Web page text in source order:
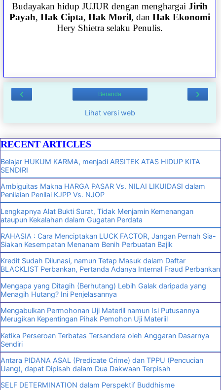
Budayakan hidup JUJUR dengan menghargaiJirih
Payah,Hak Cipta,Hak Moril, danHak Ekonomi
Hery Shietra selaku Penulis.
‹ ›
Beranda
Lihat versi web
RECENT ARTICLES
Belajar HUKUM KARMA, menjadi ARSITEK ATAS HIDUP KITA
SENDIRI
Ambiguitas Makna HARGA PASAR Vs. NILAI LIKUIDASI dalam
Penilaian Penilai KJPP Vs. NJOP
Lengkapnya Alat Bukti Surat, Tidak Menjamin Kemenangan
ataupun Kekalahan dalam Gugatan Perdata
RAHASIA : Cara Menciptakan LUCK FACTOR, Jangan Pernah Sia-
Siakan Kesempatan Menanam Benih Perbuatan Bajik
Kredit Sudah Dilunasi, namun Tetap Masuk dalam Daftar
BLACKLIST Perbankan, Pertanda Adanya Internal Fraud Perbankan
Mengapa yang Ditagih (Berhutang) Lebih Galak daripada yang
Menagih Hutang? Ini Penjelasannya
Mengabulkan Permohonan Uji Materiil namun Isi Putusannya
Merugikan Kepentingan Pihak Pemohon Uji Materiil
Ketika Perseroan Terbatas Tersandera oleh Anggaran Dasarnya
Sendiri
Antara PIDANA ASAL (Predicate Crime) dan TPPU (Pencucian
Uang), dapat Dipisah dalam Dua Dakwaan Terpisah
SELF DETERMINATION dalam Perspektif Buddhisme